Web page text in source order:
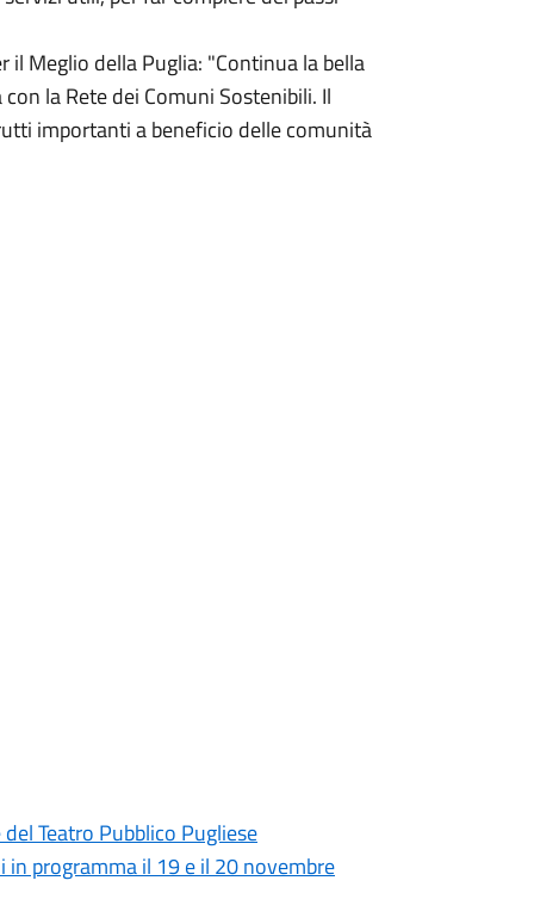
il Meglio della Puglia: "Continua la bella
la Rete dei Comuni Sostenibili. Il
importanti a beneficio delle comunità
Teatro Pubblico Pugliese
programma il 19 e il 20 novembre